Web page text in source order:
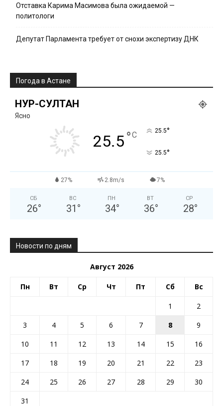
Отставка Карима Масимова была ожидаемой —
политологи
Депутат Парламента требует от снохи экспертизу ДНК
Погода в Астане
НУР-СУЛТАН
Ясно
25.5°C 25.5°
25.5°
27% 2.8m/s 7%
СБ
26°
ВС
31 °
ПН
34°
ВТ
36°
СР
28°
Новости по дням
Август 2026
Пн Вт Ср Чт Пт Сб Вс
1
2
3
4 5 6 7 8
9
10
11 12 13 14 15
16
17
18 19 20 21 22
23
24
25 26 27 28 29
30
31